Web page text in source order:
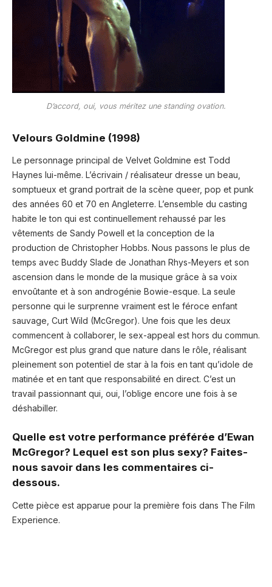
D’accord, oui, vous méritez une standing ovation.
Velours Goldmine (1998)
Le personnage principal de Velvet Goldmine est Todd
Haynes lui-même. L’écrivain / réalisateur dresse un beau,
somptueux et grand portrait de la scène queer, pop et punk
des années 60 et 70 en Angleterre. L’ensemble du casting
habite le ton qui est continuellement rehaussé par les
vêtements de Sandy Powell et la conception de la
production de Christopher Hobbs. Nous passons le plus de
temps avec Buddy Slade de Jonathan Rhys-Meyers et son
ascension dans le monde de la musique grâce à sa voix
envoûtante et à son androgénie Bowie-esque. La seule
personne qui le surprenne vraiment est le féroce enfant
sauvage, Curt Wild (McGregor). Une fois que les deux
commencent à collaborer, le sex-appeal est hors du commun.
McGregor est plus grand que nature dans le rôle, réalisant
pleinement son potentiel de star à la fois en tant qu’idole de
matinée et en tant que responsabilité en direct. C’est un
travail passionnant qui, oui, l’oblige encore une fois à se
déshabiller.
Quelle est votre performance préférée d’Ewan
McGregor? Lequel est son plus sexy? Faites-
nous savoir dans les commentaires ci-
dessous.
Cette pièce est apparue pour la première fois dans The Film
Experience.